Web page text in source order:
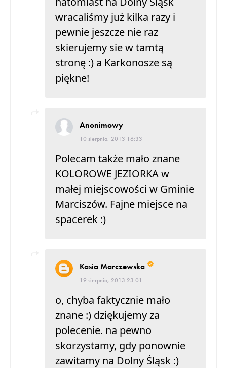
wracaliśmy już kilka razy i
pewnie jeszcze nie raz
skierujemy sie w tamtą
stronę :) a Karkonosze są
piękne!
Anonimowy
10 sierpnia, 2013 16:33
Polecam także mało znane
KOLOROWE JEZIORKA w
małej miejscowości w Gminie
Marciszów. Fajne miejsce na
spacerek :)
Kasia Marczewska
19 sierpnia, 2013 23:01
o, chyba faktycznie mało
znane :) dziękujemy za
polecenie. na pewno
skorzystamy, gdy ponownie
zawitamy na Dolny Śląsk :)